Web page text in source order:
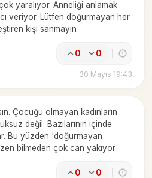
yaralıyor. Anneliği anlamak
veriyor. Lütfen doğurmayan her
kişi sanmayın
0 0
30 Mayıs 19:43
Çocuğu olmayan kadınların
değil. Bazılarının içinde
Bu yüzden 'doğurmayan
bilmeden çok can yakıyor
0 0